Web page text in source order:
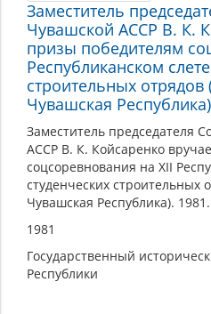
Заместитель
Чувашской АССР В. К.
призы победителям
Республиканском
строительных отрядов
Чувашская Республика)
Заместитель председателя
АССР В. К. Койсаренко
соцсоревнования на XII
студенческих строительных
Чувашская Республика). 1981.
1981
Государственный
Республики